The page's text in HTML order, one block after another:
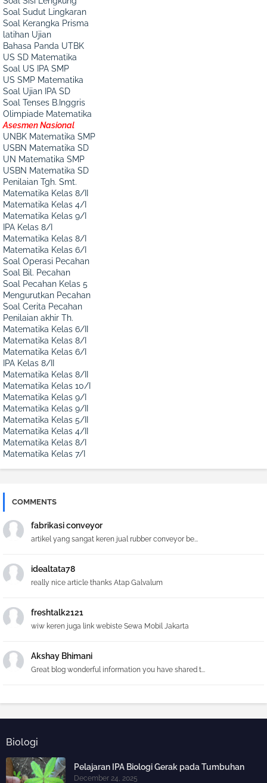
Soal Sudut Lingkaran
Soal Kerangka Prisma
latihan Ujian
Bahasa Panda UTBK
US SD Matematika
Soal US IPA SMP
US SMP Matematika
Soal Ujian IPA SD
Soal Tenses B.Inggris
Olimpiade Matematika
Asesmen Nasional
UNBK Matematika SMP
USBN Matematika SD
UN Matematika SMP
USBN Matematika SD
Penilaian Tgh. Smt.
Matematika Kelas 8/II
Matematika Kelas 4/I
Matematika Kelas 9/I
IPA Kelas 8/I
Matematika Kelas 8/I
Matematika Kelas 6/I
Soal Operasi Pecahan
Soal Bil. Pecahan
Soal Pecahan Kelas 5
Mengurutkan Pecahan
Soal Cerita Pecahan
Penilaian akhir Th.
Matematika Kelas 6/II
Matematika Kelas 8/I
Matematika Kelas 6/I
IPA Kelas 8/II
Matematika Kelas 8/II
Matematika Kelas 10/I
Matematika Kelas 9/I
Matematika Kelas 9/II
Matematika Kelas 5/II
Matematika Kelas 4/II
Matematika Kelas 8/I
Matematika Kelas 7/I
COMMENTS
fabrikasi conveyor
artikel yang sangat keren jual rubber conveyor be...
idealtata78
really nice article thanks Atap Galvalum
freshtalk2121
wiw keren juga link webiste Sewa Mobil Jakarta
Akshay Bhimani
Great blog wonderful information you have shared t...
Biologi
Pelajaran IPA Biologi Gerak pada Tumbuhan
December 24, 2025